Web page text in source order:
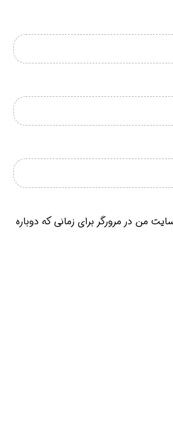
من در مرورگر برای زمانی که دوباره